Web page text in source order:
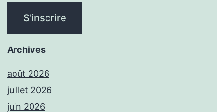
Archives
août 2026
juillet 2026
juin 2026